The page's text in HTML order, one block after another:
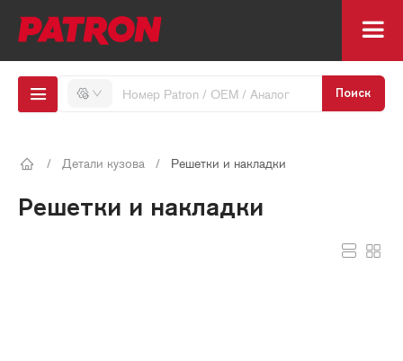
Поиск
/ Детали кузова / Решетки и накладки
Решетки и накладки